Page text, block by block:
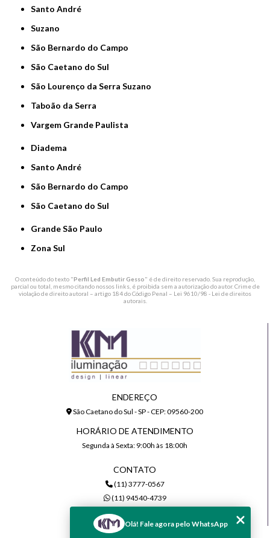
Santo André
Suzano
São Bernardo do Campo
São Caetano do Sul
São Lourenço da Serra Suzano
Taboão da Serra
Vargem Grande Paulista
Diadema
Santo André
São Bernardo do Campo
São Caetano do Sul
Grande São Paulo
Zona Sul
O conteúdo do texto "Perfil Led Embutir Gesso" é de direito reservado. Sua reprodução,
parcial ou total, mesmo citando nossos links, é proibida sem a autorização do autor. Crime de
violação de direito autoral – artigo 184 do Código Penal – Lei 9610/98 - Lei de direitos
autorais.
ENDEREÇO
São Caetano do Sul - SP - CEP: 09560-200
HORÁRIO DE ATENDIMENTO
Segunda à Sexta: 9:00h às 18:00h
CONTATO
(11) 3777-0567
(11) 94540-4739
comercial@kmiluminacao.com.br
Olá! Fale agora pelo WhatsApp